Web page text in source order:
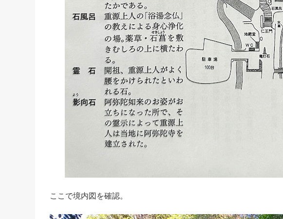
ここで境内図を確認。